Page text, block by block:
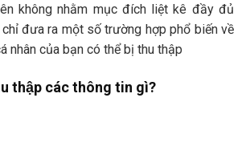
không nhằm mục đích liệt kê đầy đủ
đưa ra một số trường hợp phổ biến về
nhân của bạn có thể bị thu thập
thập các thông tin gì?